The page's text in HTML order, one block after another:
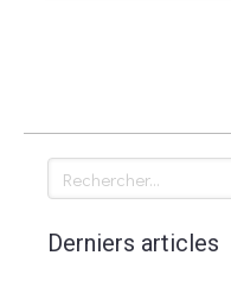
Rechercher
Derniers articles